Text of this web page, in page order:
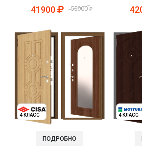
41900 55900
4 КЛАСС
ПОДРОБНО
4 КЛАСС